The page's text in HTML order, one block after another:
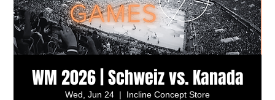
WM 2026 | Schweiz vs. Kanada
Wed, Jun 24
  |
Incline Concept Store